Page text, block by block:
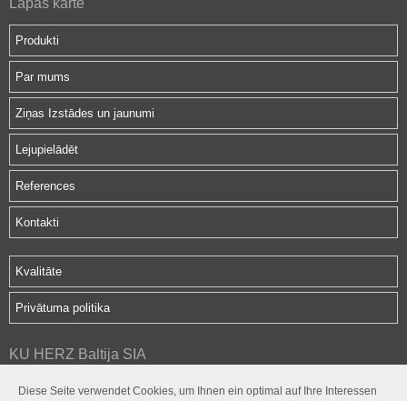
Diese Seite verwendet Cookies, um Ihnen ein optimal auf Ihre Interessen
Lapas karte
Produkti
Par mums
Ziņas Izstādes un jaunumi
Lejupielādēt
References
Kontakti
Kvalitāte
Privātuma politika
KU HERZ Baltija SIA